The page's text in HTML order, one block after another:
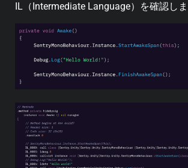
IL（Intermediate Language）を確認しま